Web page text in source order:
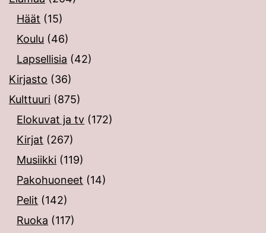
Häät (15)
Koulu (46)
Lapsellisia (42)
Kirjasto (36)
Kulttuuri (875)
Elokuvat ja tv (172)
Kirjat (267)
Musiikki (119)
Pakohuoneet (14)
Pelit (142)
Ruoka (117)